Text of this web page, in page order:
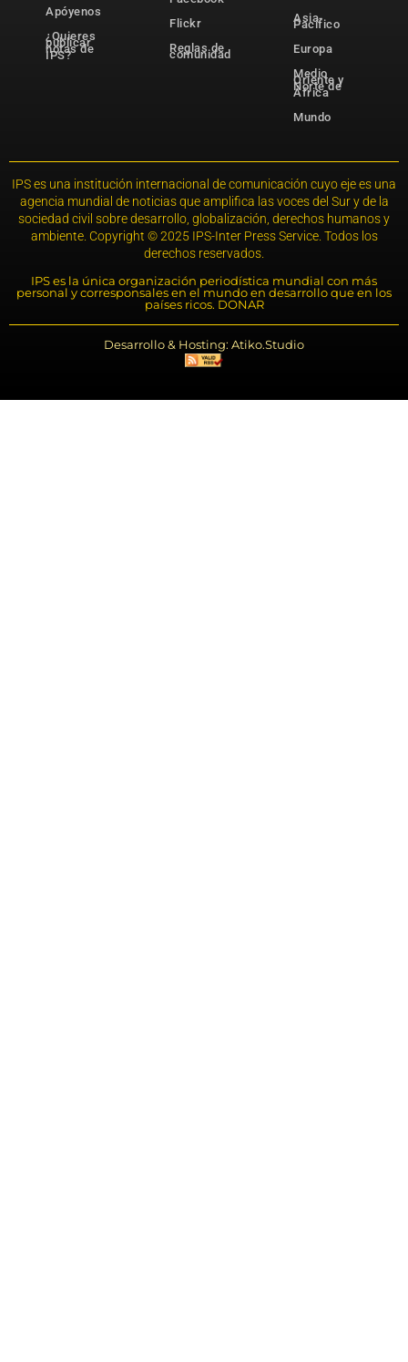
Apóyenos
¿Quieres
publicar
notas de
IPS?
Flickr
Reglas de
comunidad
Asia-
Pacífico
Europa
Medio
Oriente y
Norte de
África
Mundo
IPS es una institución internacional de comunicación cuyo eje es una
agencia mundial de noticias que amplifica las voces del Sur y de la
sociedad civil sobre desarrollo, globalización, derechos humanos y
ambiente. Copyright © 2025 IPS-Inter Press Service. Todos los
derechos reservados.
IPS es la única organización periodística mundial con más
personal y corresponsales en el mundo en desarrollo que en los
países ricos. DONAR
Desarrollo & Hosting: Atiko.Studio